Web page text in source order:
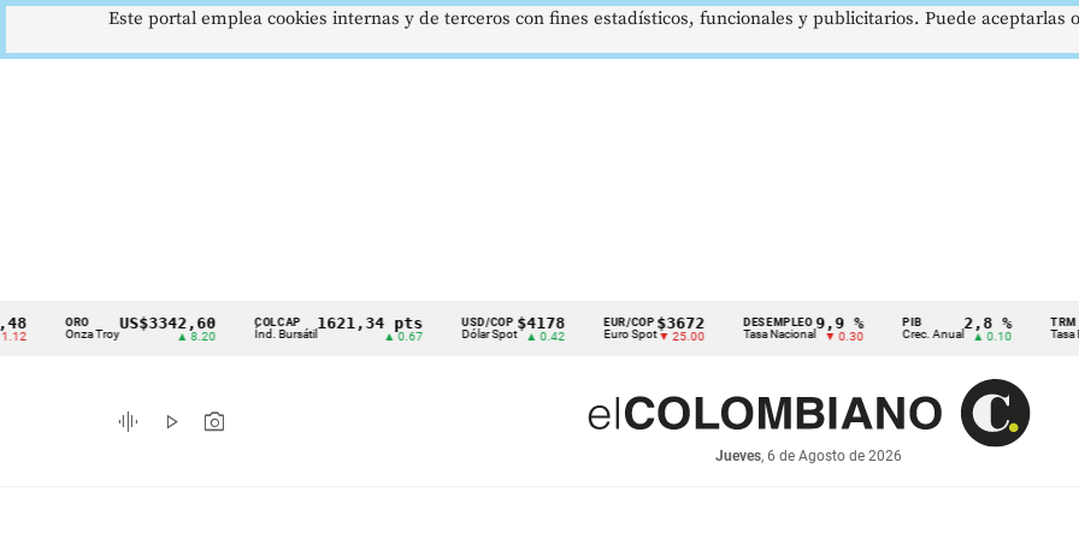
Cintillo
indicadores
económicos
ORO
Onza Troy
US$3342,60 COLCAP
Índ. Bursátil
1621,34 pts USD/COP
Dólar Spot
$4178
▲ 0.42
EUR/COP
Euro Spot
$3672
▼ 25.00
DESEMPLEO
Tasa Nacional
9,9 %
▼ 0.30
PIB
Crec. Anual
2,8 %
▲ 0.10
TRM
Tasa Rep.
graphic_eq play_arrow photo_camera
Jueves, 6 de Agosto de 2026
Este portal emplea cookies internas y de terceros con fines estadísticos, funcionales y publicitarios. Puede aceptarlas